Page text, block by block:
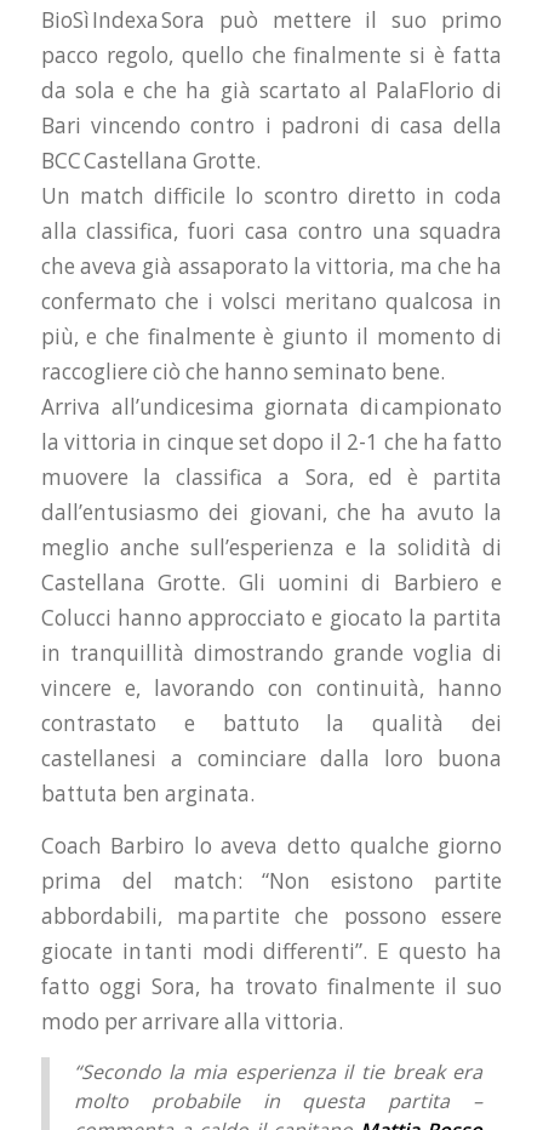
BioSì Indexa Sora può mettere il suo primo
pacco regolo, quello che finalmente si è fatta
da sola e che ha già scartato al PalaFlorio di
Bari vincendo contro i padroni di casa della
BCC Castellana Grotte.
Un match difficile lo scontro diretto in coda
alla classifica, fuori casa contro una squadra
che aveva già assaporato la vittoria, ma che ha
confermato che i volsci meritano qualcosa in
più, e che finalmente è giunto il momento di
raccogliere ciò che hanno seminato bene.
Arriva all’undicesima giornata di campionato
la vittoria in cinque set dopo il 2-1 che ha fatto
muovere la classifica a Sora, ed è partita
dall’entusiasmo dei giovani, che ha avuto la
meglio anche sull’esperienza e la solidità di
Castellana Grotte. Gli uomini di Barbiero e
Colucci hanno approcciato e giocato la partita
in tranquillità dimostrando grande voglia di
vincere e, lavorando con continuità, hanno
contrastato e battuto la qualità dei
castellanesi a cominciare dalla loro buona
battuta ben arginata.
Coach Barbiro lo aveva detto qualche giorno
prima del match: “Non esistono partite
abbordabili, ma partite che possono essere
giocate in tanti modi differenti”. E questo ha
fatto oggi Sora, ha trovato finalmente il suo
modo per arrivare alla vittoria.
“Secondo la mia esperienza il tie break era
molto probabile in questa partita –